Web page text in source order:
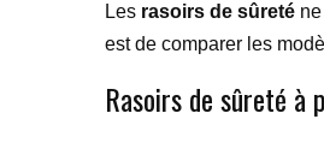
Les rasoirs de sûreté
est de comparer les
Rasoirs de sûreté à